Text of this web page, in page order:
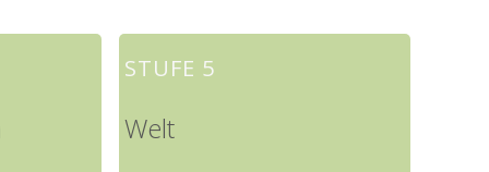
STUFE 5
Welt